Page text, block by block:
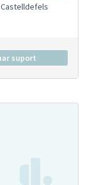
Castelldefels
suport